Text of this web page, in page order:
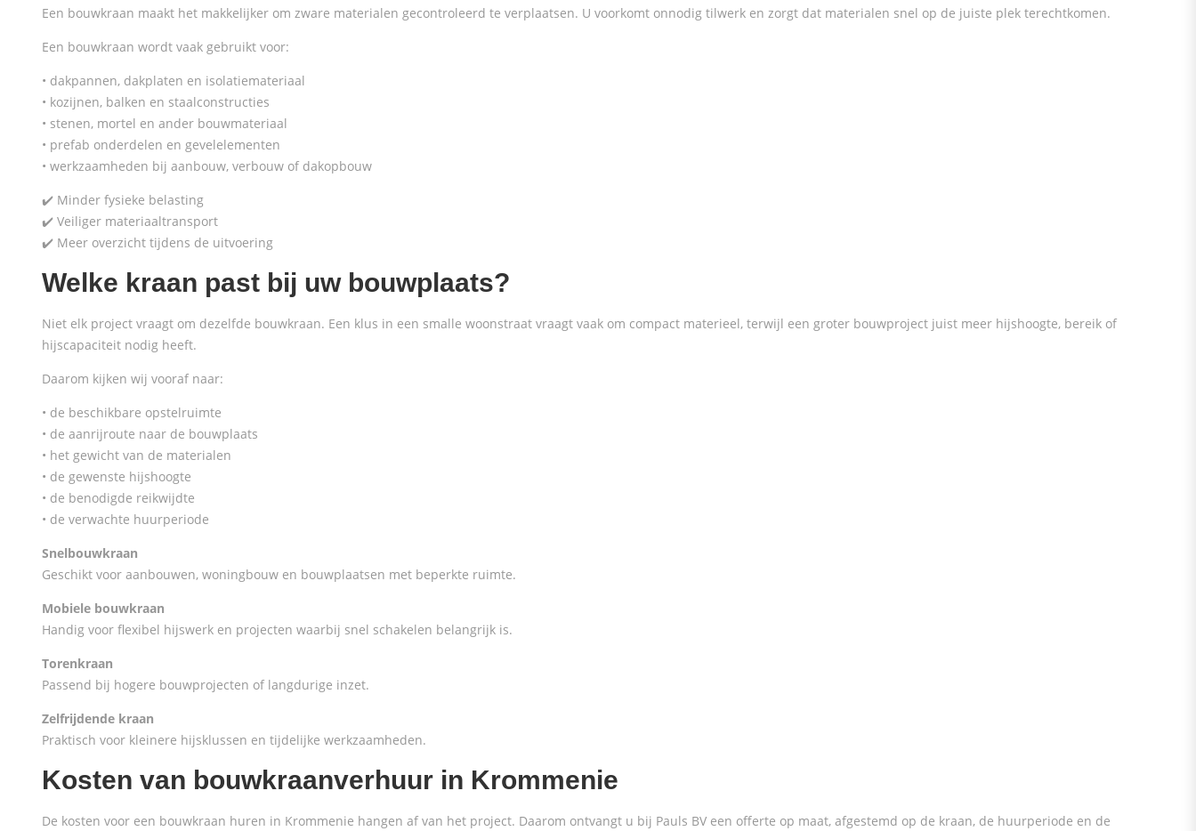
Een bouwkraan maakt het makkelijker om zware materialen gecontroleerd te verplaatsen. U voorkomt onnodig tilwerk en zorgt dat materialen snel op de juiste plek terechtkomen.
Een bouwkraan wordt vaak gebruikt voor:
• dakpannen, dakplaten en isolatiemateriaal
• kozijnen, balken en staalconstructies
• stenen, mortel en ander bouwmateriaal
• prefab onderdelen en gevelelementen
• werkzaamheden bij aanbouw, verbouw of dakopbouw
✔️ Minder fysieke belasting
✔️ Veiliger materiaaltransport
✔️ Meer overzicht tijdens de uitvoering
Welke kraan past bij uw bouwplaats?
Niet elk project vraagt om dezelfde bouwkraan. Een klus in een smalle woonstraat vraagt vaak om compact materieel, terwijl een groter bouwproject juist meer hijshoogte, bereik of
hijscapaciteit nodig heeft.
Daarom kijken wij vooraf naar:
• de beschikbare opstelruimte
• de aanrijroute naar de bouwplaats
• het gewicht van de materialen
• de gewenste hijshoogte
• de benodigde reikwijdte
• de verwachte huurperiode
Snelbouwkraan
Geschikt voor aanbouwen, woningbouw en bouwplaatsen met beperkte ruimte.
Mobiele bouwkraan
Handig voor flexibel hijswerk en projecten waarbij snel schakelen belangrijk is.
Torenkraan
Passend bij hogere bouwprojecten of langdurige inzet.
Zelfrijdende kraan
Praktisch voor kleinere hijsklussen en tijdelijke werkzaamheden.
Kosten van bouwkraanverhuur in Krommenie
De kosten voor een bouwkraan huren in Krommenie hangen af van het project. Daarom ontvangt u bij Pauls BV een offerte op maat, afgestemd op de kraan, de huurperiode en de